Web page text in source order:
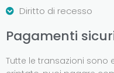
Diritto di recesso
Pagamenti
Tutte le transazioni sono